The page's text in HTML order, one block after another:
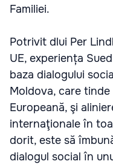
Familiei.
Potrivit dlui Per
UE, experiența
baza dialogului
Moldova, care
Europeană, şi
internaţionale în
dorit, este să
dialogul social în